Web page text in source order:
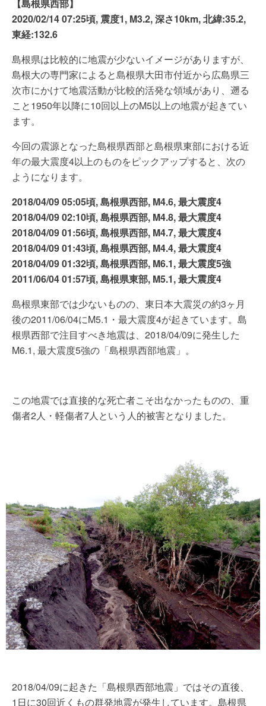
【島根県西部】
2020/02/14 07:25頃, 震度1, M3.2, 深さ10km, 北緯:35.2,
東経:132.6
島根県は比較的に地震が少ないイメージがありますが、
島根大の専門家によると島根県大田市付近から広島県三
次市にかけて地震活動が比較的活発な領域があり、遡る
こと1950年以降に10回以上のM5以上の地震が起きてい
ます。
今回の震源となった島根県西部と島根県東部における近
年の最大震度4以上のものをピックアップすると、次の
ようになります。
2018/04/09 05:05頃, 島根県西部, M4.6, 最大震度4
2018/04/09 02:10頃, 島根県西部, M4.8, 最大震度4
2018/04/09 01:56頃, 島根県西部, M4.7, 最大震度4
2018/04/09 01:43頃, 島根県西部, M4.4, 最大震度4
2018/04/09 01:32頃, 島根県西部, M6.1, 最大震度5強
2011/06/04 01:57頃, 島根県東部, M5.1, 最大震度4
島根県東部では少ないものの、東日本大震災の約3ヶ月
後の2011/06/04にM5.1・最大震度4が起きています。島
根県西部で注目すべき地震は、2018/04/09に発生した
M6.1, 最大震度5強の「島根県西部地震」。
この地震では直接的な死亡者こそ出なかったものの、重
傷者2人・軽傷者7人という人的被害となりました。
2018/04/09に起きた「島根県西部地震」ではその直後、
1日に30回近くもの群発地震が発生しています。島根県